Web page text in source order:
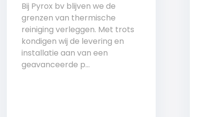
Bij Pyrox bv blijven we de
grenzen van thermische
reiniging verleggen. Met trots
kondigen wij de levering en
installatie aan van een
geavanceerde p...